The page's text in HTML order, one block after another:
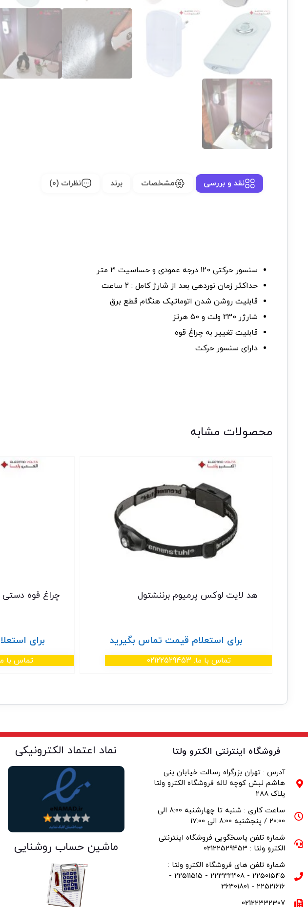
نقد و بررسی مشخصات برند نظرات (0)
سنسور حرکتی 120 درجه عمودی و حساسیت 3 متر
حداکثر زمان نوردهی بعد از شارژ کامل : 2 ساعت
قابلیت روشن شدن اتوماتیک هنگام قطع برق
شارژر 230 ولت و 50 هرتز
قابلیت تغییر به چراغ قوه
دارای سنسور حرکت
محصولات مشابه
هد لایت لوکس پرمیوم برننشتول
برای استعلام قیمت تماس بگیرید
تماس با ما: 02122529453
چراغ قوه دستی
برای
تماس با ما:
فروشگاه اینترنتی الکترو ولتا
آدرس : تهران بزرگراه رسالت خیابان بنی
هاشم نبش کوچه لاله فروشگاه الکترو ولتا
پلاک 288
ساعت کاری : شنبه تا چهارشنبه 8:00 الی
20:00 / پنجشنبه 8:00 الی 17:00
شماره تلفن پاسخگویی فروشگاه اینترنتی
الکترو ولتا : 02122529453
شماره تلفن های فروشگاه الکترو ولتا :
22501545 - 22332308 - 22511515 -
22521616 - 26301801
02122332307
نماد اعتماد الکترونیکی
ماشین حساب روشنایی